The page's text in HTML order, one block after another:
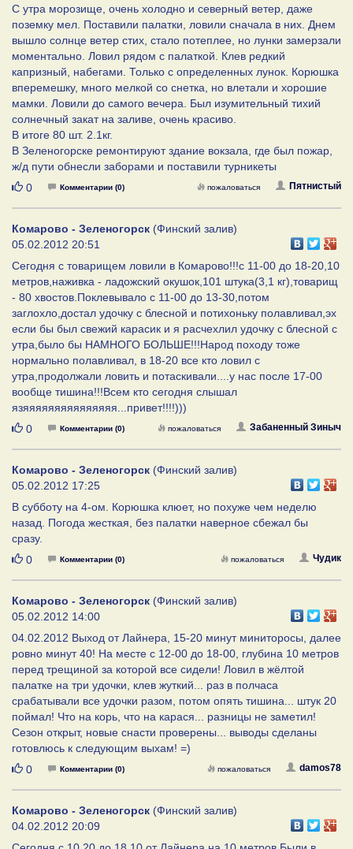
С утра морозище, очень холодно и северный ветер, даже
поземку мел. Поставили палатки, ловили сначала в них. Днем
вышло солнце ветер стих, стало потеплее, но лунки замерзали
моментально. Ловил рядом с палаткой. Клев редкий
капризный, набегами. Только с определенных лунок. Корюшка
вперемешку, много мелкой со снетка, но влетали и хорошие
мамки. Ловили до самого вечера. Был изумительный тихий
солнечный закат на заливе, очень красиво.
В итоге 80 шт. 2.1кг.
В Зеленогорске ремонтируют здание вокзала, где был пожар,
ж/д пути обнесли заборами и поставили турникеты
Нравится
0 Комментарии (0) Пятнистый
пожаловаться
Комарово - Зеленогорск (Финский залив)
05.02.2012 20:51
Сегодня с товарищем ловили в Комарово!!!с 11-00 до 18-20,10
метров,наживка - ладожский окушок,101 штука(3,1 кг),товарищ
- 80 хвостов.Поклевывало с 11-00 до 13-30,потом
заглохло,достал удочку с блесной и потихоньку полавливал,эх
если бы был свежий карасик и я расчехлил удочку с блесной с
утра,было бы НАМНОГО БОЛЬШЕ!!!Народ походу тоже
нормально полавливал, в 18-20 все кто ловил с
утра,продолжали ловить и потаскивали....у нас после 17-00
вообще тишина!!!Всем кто сегодня слышал
язяяяяяяяяяяяяяяя...привет!!!!)))
Нравится
0 Комментарии (0) Забаненный Зиныч
пожаловаться
Комарово - Зеленогорск (Финский залив)
05.02.2012 17:25
В субботу на 4-ом. Корюшка клюет, но похуже чем неделю
назад. Погода жесткая, без палатки наверное сбежал бы
сразу.
Нравится
0 Комментарии (0) Чудик
пожаловаться
Комарово - Зеленогорск (Финский залив)
05.02.2012 14:00
04.02.2012 Выход от Лайнера, 15-20 минут миниторосы, далее
ровно минут 40! На месте с 12-00 до 18-00, глубина 10 метров
перед трещиной за которой все сидели! Ловил в жёлтой
палатке на три удочки, клев жуткий... раз в полчаса
срабатывали все удочки разом, потом опять тишина... штук 20
поймал! Что на корь, что на карася... разницы не заметил!
Сезон открыт, новые снасти проверены... выводы сделаны
готовлюсь к следующим выхам! =)
Нравится
0 Комментарии (0) damos78
пожаловаться
Комарово - Зеленогорск (Финский залив)
04.02.2012 20:09